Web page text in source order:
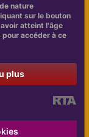
nature
sur le bouton
atteint l'âge
accéder à ce
plus